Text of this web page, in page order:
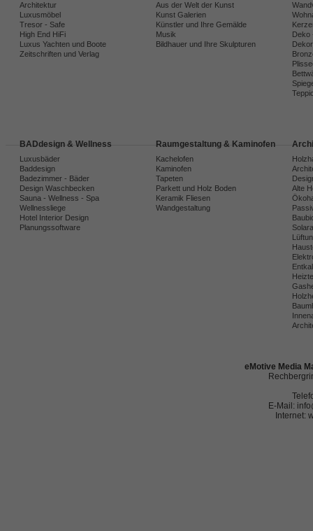
Architektur
Luxusmöbel
Tresor - Safe
High End HiFi
Luxus Yachten und Boote
Zeitschriften und Verlag
Aus der Welt der Kunst
Kunst Galerien
Künstler und Ihre Gemälde
Musik
Bildhauer und Ihre Skulpturen
Deko
BADdesign & Wellness
Luxusbäder
Baddesign
Badezimmer - Bäder
Design Waschbecken
Sauna - Wellness - Spa
Wellnessliege
Hotel Interior Design
Planungssoftware
Raumgestaltung & Kaminofen
Kachelofen
Kaminofen
Tapeten
Parkett und Holz Boden
Keramik Fliesen
Wandgestaltung
Alte
eMotive Media
E-Mail:
Internet: